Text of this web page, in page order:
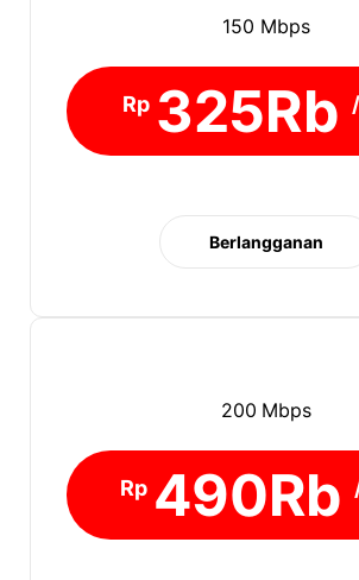
150 Mbps
Rp 325Rb
Berlangganan
200 Mbps
Rp 490Rb